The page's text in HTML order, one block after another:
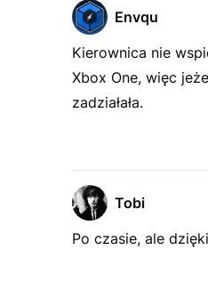
Envqu
Kierownica nie
Xbox One, więc
zadziałała.
Tobi
Po czasie, ale dzięki